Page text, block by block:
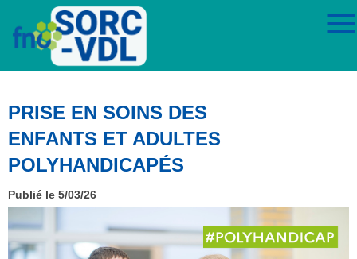
PRISE EN SOINS DES
ENFANTS ET ADULTES
POLYHANDICAPÉS
Publié le 5/03/26